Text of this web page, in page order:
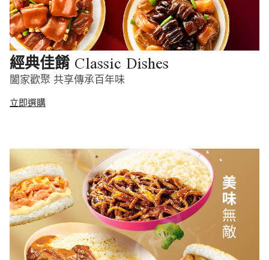
經典佳餚 Classic Dishes
闔家歡聚 共享傳承百年味
立即選購